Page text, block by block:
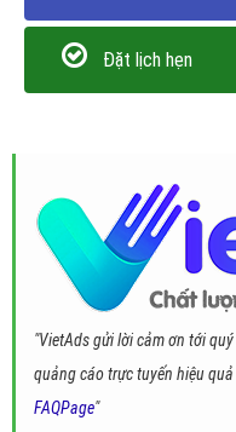
Đặt lịch hẹn
"VietAds gửi lời cảm ơn tới
quảng cáo trực tuyến hiệu
FAQPage"